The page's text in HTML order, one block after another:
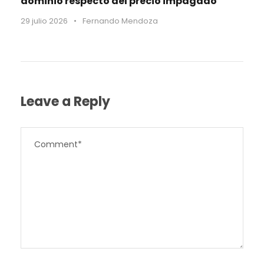
29 julio 2026 • Fernando Mendoza
Leave a Reply